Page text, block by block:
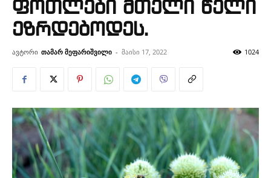
ფოთლები მთელი წელი
ეზრდებოდეს.
ავტორი თამარ მეფარიშვილი - მაისი 17, 2022 1024